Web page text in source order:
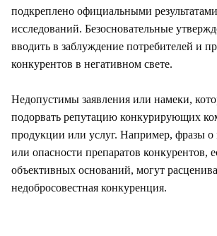
подкреплено официальными
исследований. Безосновательные
вводить в заблуждение потребителей и
конкурентов в негативном свете.
Недопустимы заявления или намеки,
подорвать репутацию конкурирующих
продукции или услуг. Например, фразы о
или опасности препаратов конкурентов,
объективных оснований, могут
недобросовестная конкуренция.